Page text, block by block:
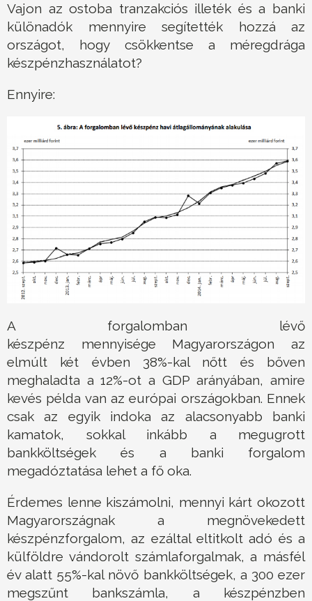
Vajon az ostoba tranzakciós illeték és a banki
különadók mennyire segítették hozzá az
országot, hogy csökkentse a méregdrága
készpénzhasználatot?
Ennyire:
A forgalomban lévő
készpénz mennyisége Magyarországon az
elmúlt két évben 38%-kal nőtt és bőven
meghaladta a 12%-ot a GDP arányában, amire
kevés példa van az európai országokban. Ennek
csak az egyik indoka az alacsonyabb banki
kamatok, sokkal inkább a megugrott
bankköltségek és a banki forgalom
megadóztatása lehet a fő oka.
Érdemes lenne kiszámolni, mennyi kárt okozott
Magyarországnak a megnövekedett
készpénzforgalom, az ezáltal eltitkolt adó és a
külföldre vándorolt számlaforgalmak, a másfél
év alatt 55%-kal növő bankköltségek, a 300 ezer
megszűnt bankszámla, a készpénzben